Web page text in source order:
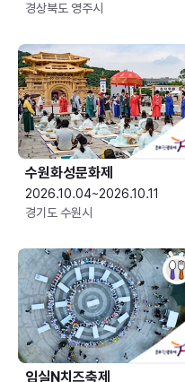
경상북도 영주시
수원화성문화제
2026.10.04~2026.10.11
경기도 수원시
임실N치즈축제